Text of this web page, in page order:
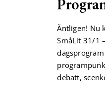
Äntligen! Nu
SmåLit 31/1
debatt,